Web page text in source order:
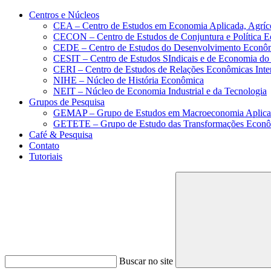
Conteúdo principal Menu principal
Centros e Núcleos
CEA – Centro de Estudos em Economia Aplicada,
CECON – Centro de Estudos de Conjuntura e Política
CEDE – Centro de Estudos do Desenvolvimento
CESIT – Centro de Estudos SIndicais e de Economia
CERI – Centro de Estudos de Relações Econômicas
NIHE – Núcleo de História Econômica
NEIT – Núcleo de Economia Industrial e da Tecnologia
Grupos de Pesquisa
GEMAP – Grupo de Estudos em Macroeconomia
GETETE – Grupo de Estudo das Transformações
Café & Pesquisa
Contato
Tutoriais
Buscar no site